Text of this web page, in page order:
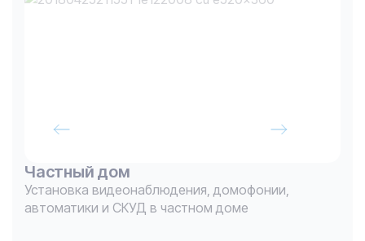
Частный дом
Установка видеонаблюдения, домофонии,
автоматики и СКУД в частном доме